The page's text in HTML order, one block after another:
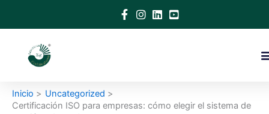
Inicio
Uncategorized
Certificación ISO para empresas: cómo elegir el sistema de